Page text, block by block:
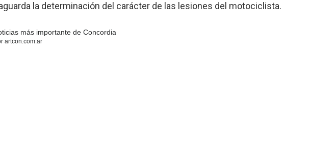
la determinación del carácter de las lesiones del motociclista.
más importante de Concordia
artcon.com.ar